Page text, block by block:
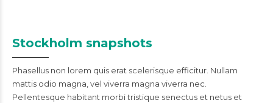
Stockholm snapshots
Phasellus non lorem quis erat scelerisque efficitur. Nullam
mattis odio magna, vel viverra magna viverra nec.
Pellentesque habitant morbi tristique senectus et netus et